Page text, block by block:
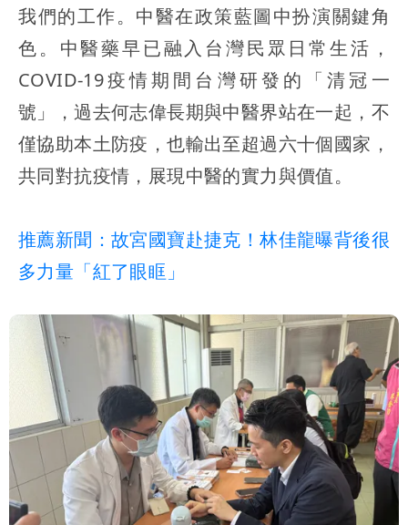
我們的工作。中醫在政策藍圖中扮演關鍵角
色。中醫藥早已融入台灣民眾日常生活，
COVID-19疫情期間台灣研發的「清冠一
號」，過去何志偉長期與中醫界站在一起，不
僅協助本土防疫，也輸出至超過六十個國家，
共同對抗疫情，展現中醫的實力與價值。
推薦新聞：故宮國寶赴捷克！林佳龍曝背後很
多力量「紅了眼眶」